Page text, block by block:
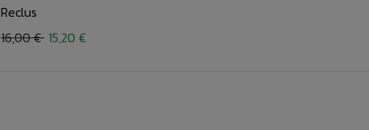
Reclus
16,00 € 15,20 €